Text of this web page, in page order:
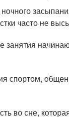
часто не
спортом,
во сне,